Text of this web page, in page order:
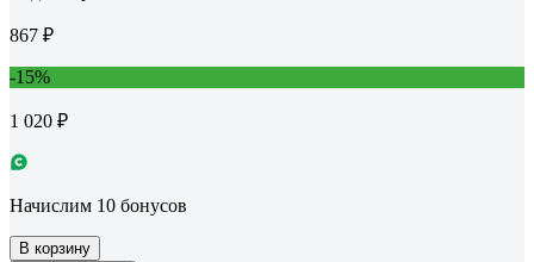
867 ₽
-15%
1 020 ₽
Начислим 10 бонусов
В корзину